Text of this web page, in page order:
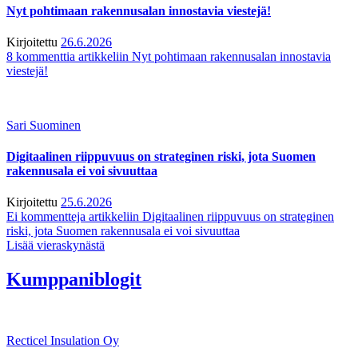
Nyt pohtimaan rakennusalan innostavia viestejä!
Kirjoitettu 26.6.2026
8 kommenttia artikkeliin Nyt pohtimaan rakennusalan innostavia
viestejä!
Sari Suominen
Digitaalinen riippuvuus on strateginen riski, jota Suomen
rakennusala ei voi sivuuttaa
Kirjoitettu 25.6.2026
Ei kommentteja artikkeliin Digitaalinen riippuvuus on strateginen
riski, jota Suomen rakennusala ei voi sivuuttaa
Lisää vieraskynästä
Kumppaniblogit
Recticel Insulation Oy